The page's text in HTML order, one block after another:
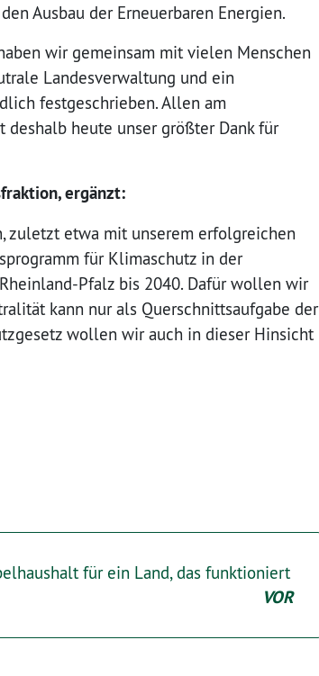
Ausbau der Erneuerbaren Energien.
wir gemeinsam mit vielen Menschen
Landesverwaltung und ein
festgeschrieben. Allen am
heute unser größter Dank für
ergänzt:
zuletzt etwa mit unserem erfolgreichen
für Klimaschutz in der
Pfalz bis 2040. Dafür wollen wir
kann nur als Querschnittsaufgabe der
wollen wir auch in dieser Hinsicht
für ein Land, das funktioniert
VOR